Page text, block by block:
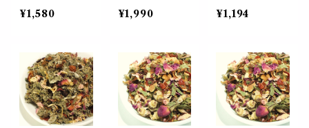
デイリー
】選べる 9種類
ティーバッグ 5
い ブレンド ギフ
ト 贈り物 贈り物
ティーパック 簡
単 ホット お茶
健康 植物 ロー
ズマリー キンモ
¥1,580
女性バランス ブ
レンド リーフ 50
バー ローズ ラ
ズベリーリーフ
セージ ローズヒ
ップ ハイビスカ
ス 紅茶 茶葉 ギ
フト プレゼント
¥1,990
女性バランス ブ
レンド リーフ 30
バー ローズ ラ
ズベリーリーフ
セージ ローズヒ
ップ ハイビスカ
ス 紅茶 茶葉 ギ
フト プレゼント
¥1,194